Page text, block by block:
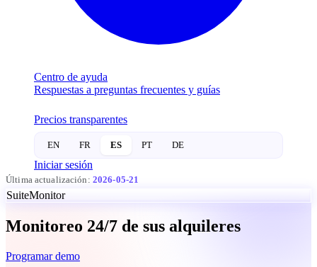
Centro de ayuda
Respuestas a preguntas frecuentes y guías
Precios transparentes
EN FR ES PT DE
Iniciar sesión
Última actualización: 2026-05-21
SuiteMonitor
Monitoreo 24/7 de sus alquileres
Programar demo